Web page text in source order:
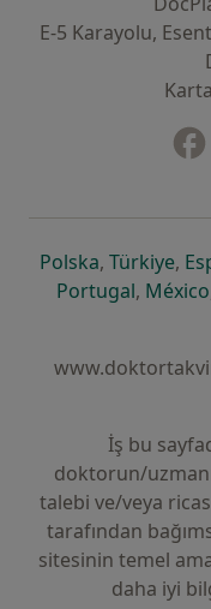
E-5 Karayolu,
Polskayeni bir
, Türkiye,
Portugalyeni bir
, México
İş bu
doktorun/
talebi ve/veya
tarafından
sitesinin temel
daha iyi